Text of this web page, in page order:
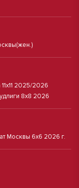
11х11 2025/2026
8х8 2026
Москвы 6х6 2026 г.